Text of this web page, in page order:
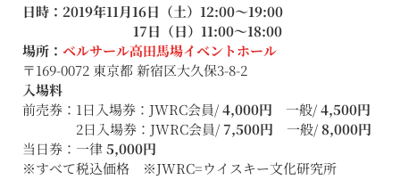
日時：2019年11月16日（土）12:00〜19:00
17日（日）11:00〜18:00
場所： ベルサール高田馬場イベントホール
〒169-0072 東京都 新宿区大久保3-8-2
入場料
前売券：1日入場券：JWRC会員/4,000円 一般/4,500円
2日入場券：JWRC会員/7,500円 一般/8,000円
当日券：一律5,000円
※すべて税込価格 ※JWRC=ウイスキー文化研究所